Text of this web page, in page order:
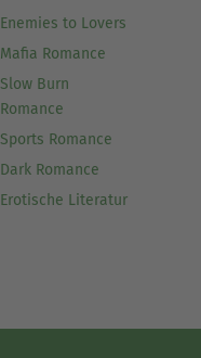
Enemies to Lovers
Mafia Romance
Slow Burn
Romance
Sports Romance
Dark Romance
Erotische Literatur